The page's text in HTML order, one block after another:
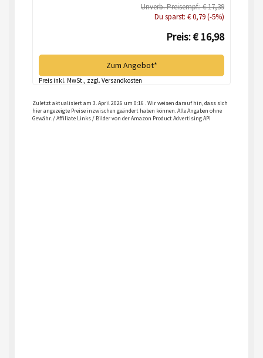
Unverb. Preisempf.: € 17,39
Du sparst: € 0,79 (-5%)
Preis: € 16,98
Zum Angebot*
Preis inkl. MwSt., zzgl. Versandkosten
Zuletzt aktualisiert am 3. April 2026 um 0:16 . Wir weisen darauf hin, dass sich
hier angezeigte Preise inzwischen geändert haben können. Alle Angaben ohne
Gewähr. / Affiliate Links / Bilder von der Amazon Product Advertising API